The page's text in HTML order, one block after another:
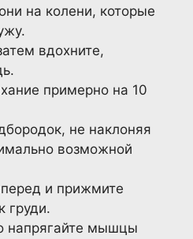
на колени, которые
вдохните,
примерно на 10
не наклоняя
возможной
и прижмите
груди.
напрягайте мышцы